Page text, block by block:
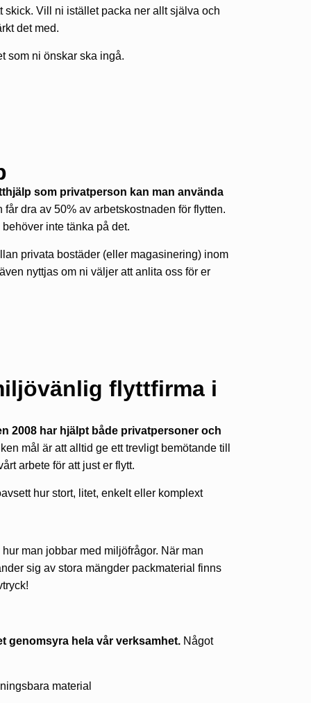
skick. Vill ni istället packa ner allt själva och
det med.
som ni önskar ska ingå.
som privatperson kan man använda
dra av 50% av arbetskostnaden för flytten.
inte tänka på det.
privata bostäder (eller magasinering) inom
nyttjas om ni väljer att anlita oss för er
flyttfirma i
2008 har hjälpt både privatpersoner och
mål är att alltid ge ett trevligt bemötande till
arbete för att just er flytt.
hur stort, litet, enkelt eller komplext
man jobbar med miljöfrågor. När man
sig av stora mängder packmaterial finns
genomsyra hela vår verksamhet. Något
material